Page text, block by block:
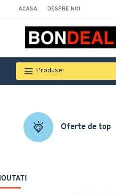
ACASA DESPRE NOI
Produse
Oferte de top